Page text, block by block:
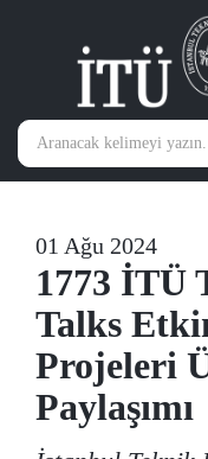
01 Ağu 2024
1773 İTÜ
Talks
Projeleri
Paylaşımı